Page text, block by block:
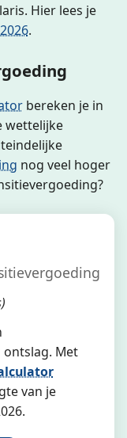
Hier lees je
.
bereken je in
wettelijke
nog veel hoger
Met
van je